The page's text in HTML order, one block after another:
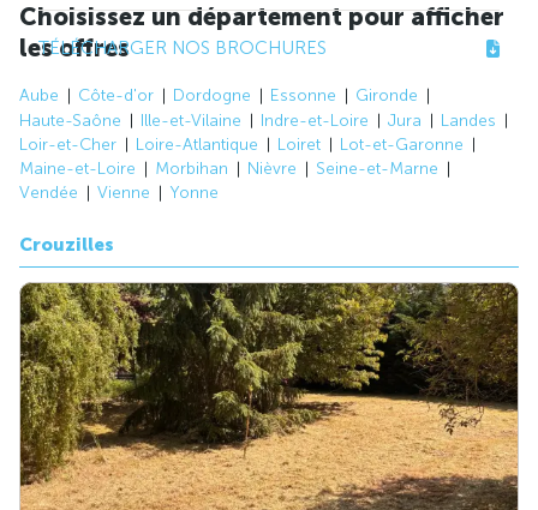
TÉLÉCHARGER NOS BROCHURES
Choisissez un département pour afficher
les offres
Aube Côte-d'or Dordogne Essonne
Gironde
Haute-Saône
Ille-et-Vilaine Indre-et-Loire Jura
Landes
Loir-et-Cher
Loire-Atlantique Loiret
Lot-et-Garonne
Maine-et-Loire
Morbihan Nièvre
Seine-et-Marne
Vendée
Vienne Yonne
Crouzilles